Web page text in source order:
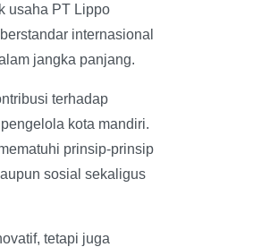
usaha PT Lippo
internasional
jangka panjang.
terhadap
kota mandiri.
prinsip-prinsip
sosial sekaligus
tetapi juga